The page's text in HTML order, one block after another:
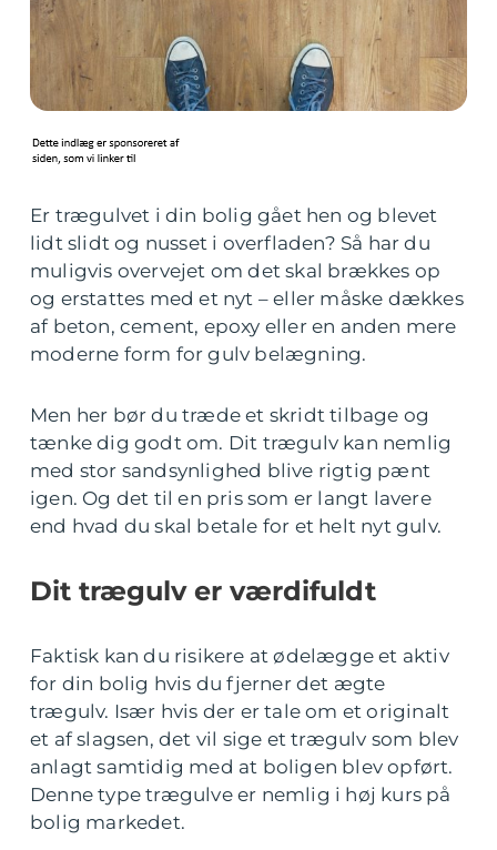
Er trægulvet i din bolig gået hen og blevet
lidt slidt og nusset i overfladen? Så har du
muligvis overvejet om det skal brækkes op
og erstattes med et nyt – eller måske dækkes
af beton, cement, epoxy eller en anden mere
moderne form for gulv belægning.
Men her bør du træde et skridt tilbage og
tænke dig godt om. Dit trægulv kan nemlig
med stor sandsynlighed blive rigtig pænt
igen. Og det til en pris som er langt lavere
end hvad du skal betale for et helt nyt gulv.
Dit trægulv er værdifuldt
Faktisk kan du risikere at ødelægge et aktiv
for din bolig hvis du fjerner det ægte
trægulv. Især hvis der er tale om et originalt
et af slagsen, det vil sige et trægulv som blev
anlagt samtidig med at boligen blev opført.
Denne type trægulve er nemlig i høj kurs på
bolig markedet.